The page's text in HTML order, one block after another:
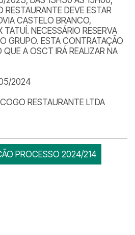
RESTAURANTE DEVE ESTAR
CASTELO BRANCO,
NECESSÁRIO RESERVA
GRUPO. ESTA CONTRATAÇÃO
QUE A OSCT IRÁ REALIZAR NA
2024
RESTAURANTE LTDA
PROCESSO 2024/214